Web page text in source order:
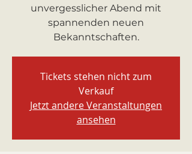
unvergesslicher Abend mit
spannenden neuen
Bekanntschaften.
Tickets stehen nicht zum
Verkauf
Jetzt andere Veranstaltungen
ansehen